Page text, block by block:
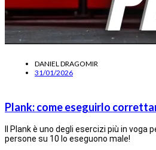
DANIEL DRAGOMIR
31/01/2026
Plank: come eseguirlo
Il Plank è uno degli esercizi più in voga
persone su 10 lo eseguono male!